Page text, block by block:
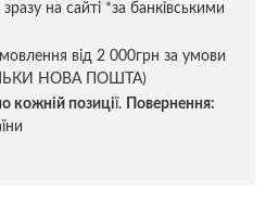
на сайті *за банківськими
від 2 000грн за умови
НОВА ПОШТА)
кожній позиції.
Повернення: